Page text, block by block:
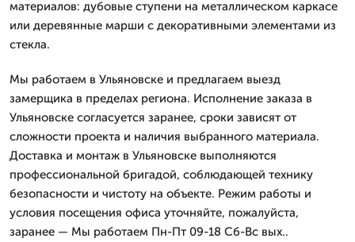
материалов: дубовые ступени на металлическом каркасе
или деревянные марши с декоративными элементами из
стекла.
Мы работаем в Ульяновске и предлагаем выезд
замерщика в пределах региона. Исполнение заказа в
Ульяновске согласуется заранее, сроки зависят от
сложности проекта и наличия выбранного материала.
Доставка и монтаж в Ульяновске выполняются
профессиональной бригадой, соблюдающей технику
безопасности и чистоту на объекте. Режим работы и
условия посещения офиса уточняйте, пожалуйста,
заранее — Мы работаем Пн-Пт 09-18 Сб-Вс вых..